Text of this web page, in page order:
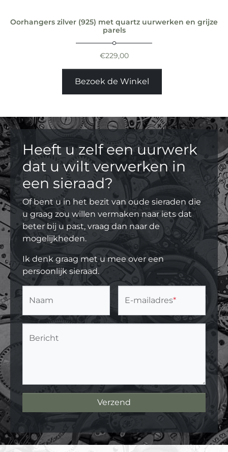
Oorhangers zilver (925) met quartz uurwerken en grijze
parels
€229,00
Bezoek de Winkel
Heeft u zelf een uurwerk
dat u wilt verwerken in
een sieraad?
Of bent u in het bezit van oude sieraden die
u graag zou willen vermaken naar iets dat
beter bij u past, vraag dan naar de
mogelijkheden.
Ik denk graag met u mee over een
persoonlijk sieraad.
Naam E-mailadres*
Bericht